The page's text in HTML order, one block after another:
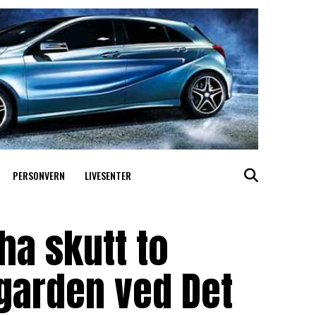
PERSONVERN LIVESENTER
skutt to
ved Det